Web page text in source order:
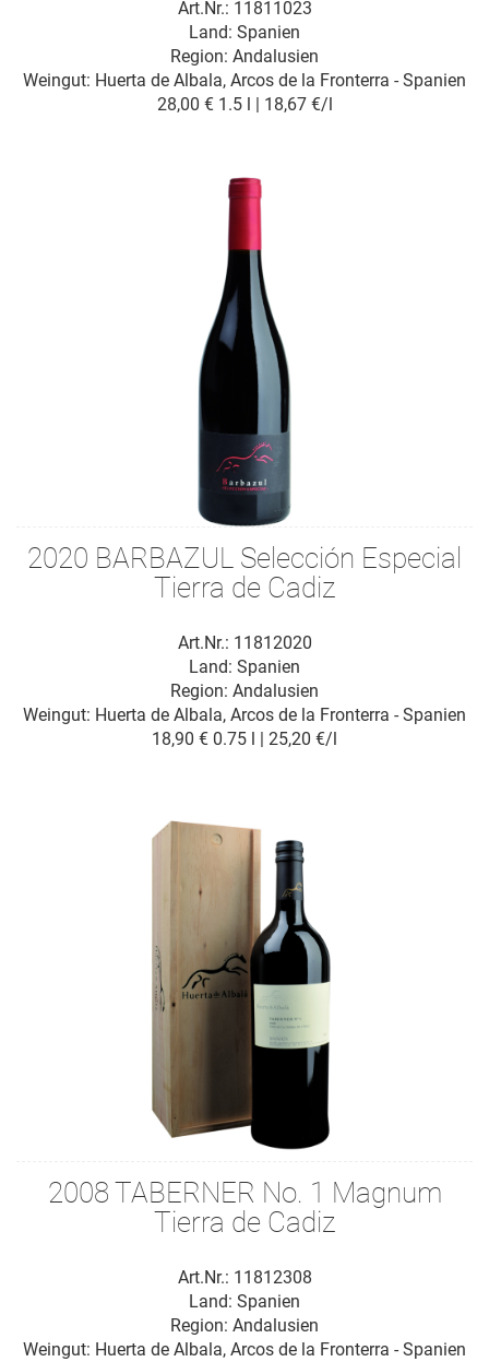
Art.Nr.: 11811023
Weingut: Huerta de Albala, Arcos de la Fronterra - Spanien
Region: Andalusien
Land: Spanien
28,00 € 1.5 l | 18,67 €/l
2020 BARBAZUL Selección Especial
Tierra de Cadiz
Art.Nr.: 11812020
Region: Andalusien
Weingut: Huerta de Albala, Arcos de la Fronterra - Spanien
Land: Spanien
18,90 € 0.75 l | 25,20 €/l
2008 TABERNER No. 1 Magnum
Tierra de Cadiz
Art.Nr.: 11812308
Region: Andalusien
Land: Spanien
Weingut: Huerta de Albala, Arcos de la Fronterra - Spanien